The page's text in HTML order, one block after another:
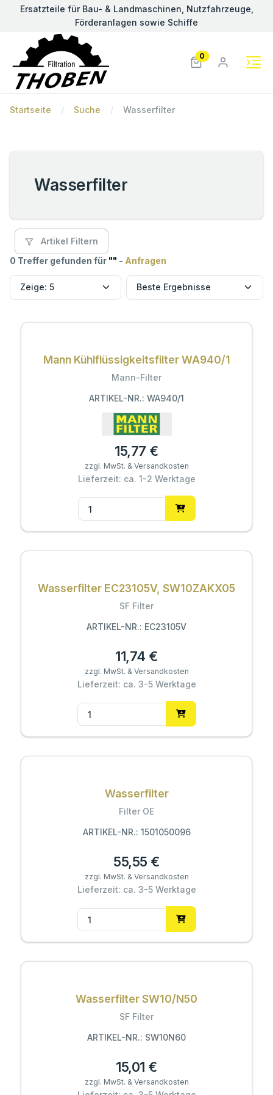
Ersatzteile für Bau- & Landmaschinen, Nutzfahrzeuge,
Förderanlagen sowie Schiffe
0
Startseite Suche Wasserfilter
Wasserfilter
Artikel Filtern
0 Treffer gefunden für "" - Anfragen
Mann Kühlflüssigkeitsfilter WA940/1
Mann-Filter
ARTIKEL-NR.: WA940/1
15,77 €
zzgl. MwSt. & Versandkosten
Lieferzeit: ca. 1-2 Werktage
Wasserfilter EC23105V, SW10ZAKX05
SF Filter
ARTIKEL-NR.: EC23105V
11,74 €
zzgl. MwSt. & Versandkosten
Lieferzeit: ca. 3-5 Werktage
Wasserfilter
Filter OE
ARTIKEL-NR.: 1501050096
55,55 €
zzgl. MwSt. & Versandkosten
Lieferzeit: ca. 3-5 Werktage
Wasserfilter SW10/N50
SF Filter
ARTIKEL-NR.: SW10N60
15,01 €
zzgl. MwSt. & Versandkosten